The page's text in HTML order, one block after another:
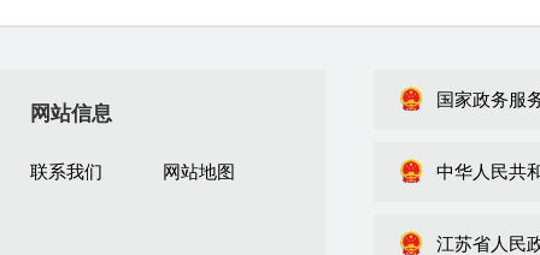
网站信息
联系我们 网站地图
国家政务服
中华人民共
江苏省人民